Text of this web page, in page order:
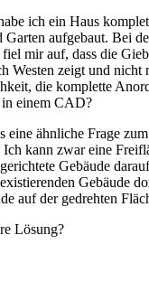
ich ein Haus
Garten aufgebaut. Bei
mir auf, dass die
Westen zeigt und nicht
die komplette
in einem CAD?
eine ähnliche Frage
kann zwar eine
Gebäude
Gebäude
auf der gedrehten
Lösung?